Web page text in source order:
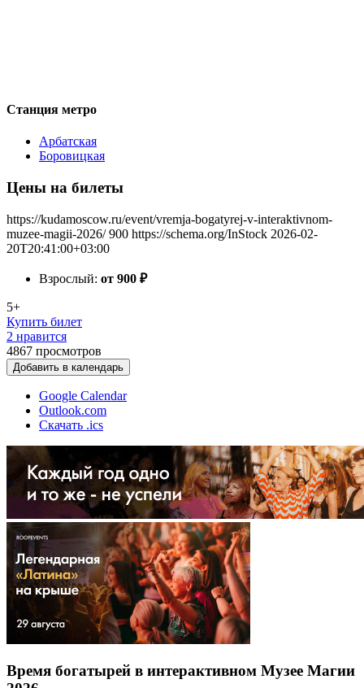
Станция метро
Арбатская
Боровицкая
Цены на билеты
https://kudamoscow.ru/event/vremja-bogatyrej-v-interaktivnom-
muzee-magii-2026/ 900 https://schema.org/InStock 2026-02-
20T20:41:00+03:00
Взрослый: от 900 ₽
5+
Купить билет
2 нравится
4867 просмотров
Добавить в календарь
Google Calendar
Outlook.com
Скачать .ics
Время богатырей в интерактивном Музее Магии